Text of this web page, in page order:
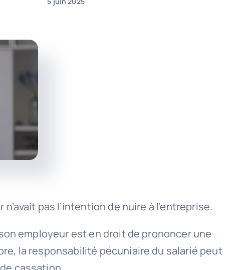
pas l’intention de nuire à l’entreprise.
employeur est en droit de prononcer une
la responsabilité pécuniaire du salarié peut